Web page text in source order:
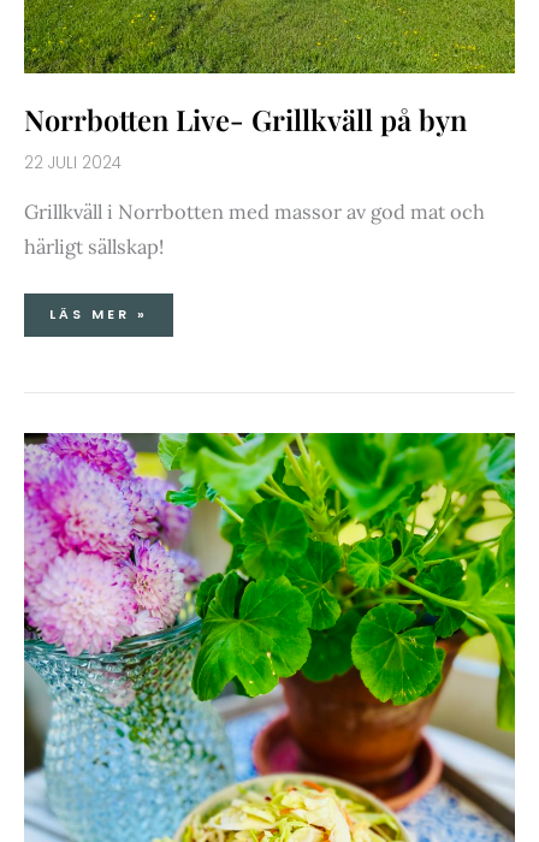
Norrbotten Live- Grillkväll på byn
22 JULI 2024
Grillkväll i Norrbotten med massor av god mat och
härligt sällskap!
LÄS MER »
PICKLAD
SOMMARKÅL